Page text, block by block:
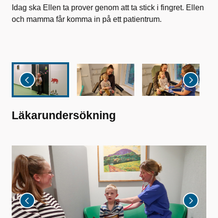
Idag ska Ellen ta prover genom att ta stick i fingret. Ellen
och mamma får komma in på ett patientrum.
Läkarundersökning